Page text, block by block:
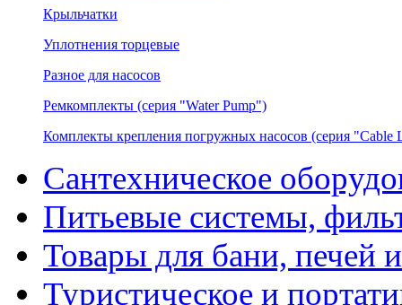
Крыльчатки
Уплотнения торцевые
Разное для насосов
Ремкомплекты (серия "Water Pump")
Комплекты крепления погружных насосов (серия "Cable
Сантехническое
Питьевые системы,
Товары для бани, печей
Туристическое и